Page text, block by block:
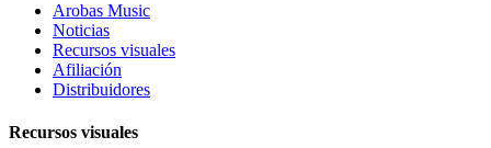
Arobas Music
Noticias
Recursos visuales
Afiliación
Distribuidores
Recursos visuales